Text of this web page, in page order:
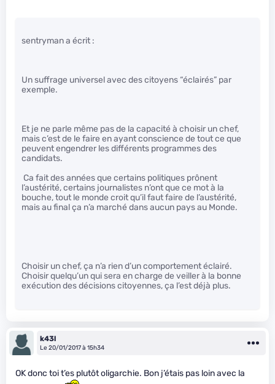
sentryman a écrit :
Un suffrage universel avec des citoyens “éclairés” par
exemple.
Et je ne parle même pas de la capacité à choisir un chef,
mais c’est de le faire en ayant conscience de tout ce que
peuvent engendrer les différents programmes des
candidats.
Ca fait des années que certains politiques prônent
l’austérité, certains journalistes n’ont que ce mot à la
bouche, tout le monde croit qu’il faut faire de l’austérité,
mais au final ça n’a marché dans aucun pays au Monde.
Choisir un chef, ça n’a rien d’un comportement éclairé.
Choisir quelqu’un qui sera en charge de veiller à la bonne
exécution des décisions citoyennes, ça l’est déjà plus.
k43l
Le 20/01/2017 à 15h34
OK donc toi t’es plutôt oligarchie. Bon j’étais pas loin avec la